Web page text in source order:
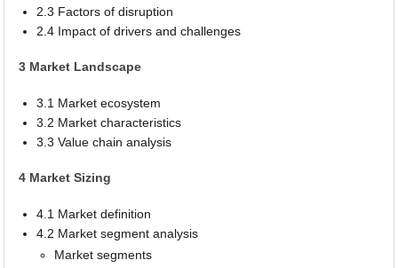
2.3 Factors of disruption
2.4 Impact of drivers and challenges
3 Market Landscape
3.1 Market ecosystem
3.2 Market characteristics
3.3 Value chain analysis
4 Market Sizing
4.1 Market definition
4.2 Market segment analysis
Market segments